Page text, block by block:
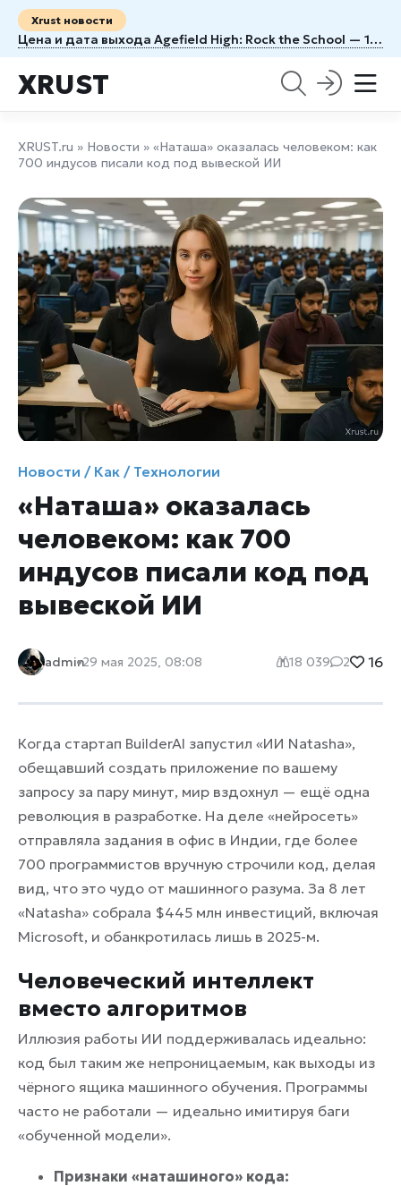
Xrust новости
Цена и дата выхода Agefield High: Rock the School — 1100 рублей и 12 августа
XRUST
XRUST.ru » Новости » «Наташа» оказалась человеком: как
700 индусов писали код под вывеской ИИ
Новости / Как / Технологии
«Наташа» оказалась
человеком: как 700
индусов писали код под
вывеской ИИ
admin29 мая 2025, 08:08 18 039 2 16
Когда стартап BuilderAI запустил «ИИ Natasha»,
обещавший создать приложение по вашему
запросу за пару минут, мир вздохнул — ещё одна
революция в разработке. На деле «нейросеть»
отправляла задания в офис в Индии, где более
700 программистов вручную строчили код, делая
вид, что это чудо от машинного разума. За 8 лет
«Natasha» собрала $445 млн инвестиций, включая
Microsoft, и обанкротилась лишь в 2025-м.
Человеческий интеллект
вместо алгоритмов
Иллюзия работы ИИ поддерживалась идеально:
код был таким же непроницаемым, как выходы из
чёрного ящика машинного обучения. Программы
часто не работали — идеально имитируя баги
«обученной модели».
Признаки «наташиного» кода: